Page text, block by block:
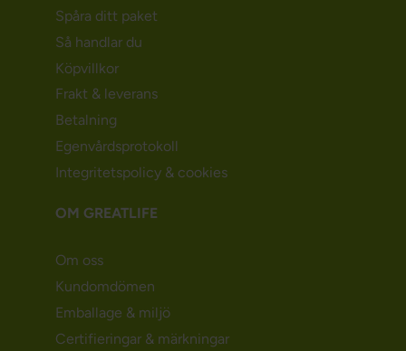
Spåra ditt paket
Så handlar du
Köpvillkor
Frakt & leverans
Betalning
Egenvårdsprotokoll
Integritetspolicy & cookies
OM GREATLIFE
Om oss
Kundomdömen
Emballage & miljö
Certifieringar & märkningar